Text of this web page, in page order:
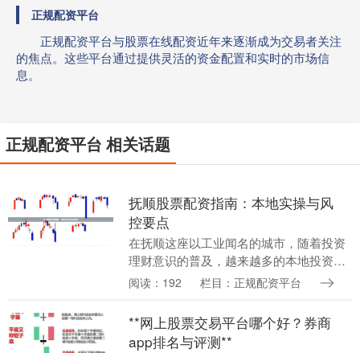
正规配资平台
正规配资平台与股票在线配资近年来逐渐成为交易者关注
的焦点。这些平台通过提供灵活的资金配置和实时的市场信
息。
正规配资平台 相关话题
抚顺股票配资指南：本地实操与风
控要点
在抚顺这座以工业闻名的城市，随着投资
理财意识的普及，越来越多的本地投资者
开始关注股票配资这一杠杆工具。股票配
金量，但同时也伴....
阅读：192 栏目：正规配资平台
**网上股票交易平台哪个好？券商
app排名与评测**